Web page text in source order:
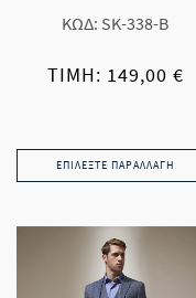
ΚΩΔ: SK-338-B
ΤΙΜΉ: 149,00 €
ΕΠΙΛΈΞΤΕ ΠΑΡΑΛΛΑΓΉ